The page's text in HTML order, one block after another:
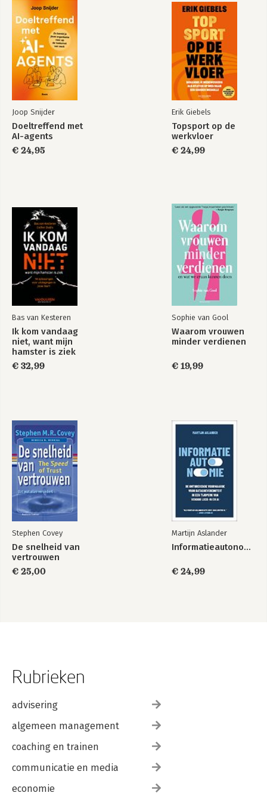
Bekijk alle boeken
DEEL III VERSNEL 115
7 MAAND 3: DE JUISTE BOUWSTENEN SELECTEREN 119
8 MAAND 4: KEUZES MAKEN 133
9 MAAND 5: PERFECTIONEREN: JE ZET DE PUNTJES OP DE I 145
INTERVIEW ERIK VAN ENGELEN 153
DEEL IV VERGROOT 157
10 MAAND 6: HET DRAAIT OM ZICHTBAARHEID 161
INTERVIEW MARQUELLA HOOGERVORST 173
DEEL V VOORUIT 177
11 JE PLAN IN BEWEGING ZETTEN 181
12 JE TEAM IN BEWEGING HOUDEN 189
Dankwoord 219
Over de auteur 221
Joop Snijder
Doeltreffend met
AI-agents
€ 24,95
Erik Giebels
Topsport op de
werkvloer
€ 24,99
Bas van Kesteren
Ik kom vandaag
niet, want mijn
hamster is ziek
€ 32,99
Sophie van Gool
Waarom vrouwen
minder verdienen
€ 19,99
Stephen Covey
De snelheid van
vertrouwen
€ 25,00
Martijn Aslander
Informatieautonomie
€ 24,99
Rubrieken
advisering
algemeen management
coaching en trainen
communicatie en media
economie